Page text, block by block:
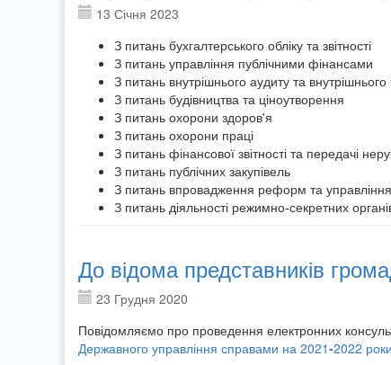
13 Січня 2023
З питань бухгалтерського обліку та звітності
З питань управління публічними фінансами
З питань внутрішнього аудиту та
З питань будівництва та ціноутворення
З питань охорони
З питань охорони праці
З питань фінансової звітності та передачі
З питань публічних закупівель
З питань впровадження реформ та
З питань діяльності режимно-секретних
До відома представників
23 Грудня 2020
Повідомляємо про проведення електронних
Державного управління справами на 2021-2022